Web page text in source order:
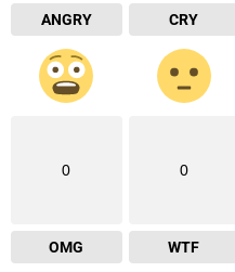
ANGRY CRY
0
OMG
0
WTF